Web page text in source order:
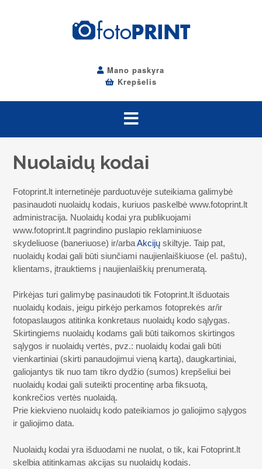
Mano paskyra
Krepšelis
Nuolaidų kodai
Fotoprint.lt internetinėje parduotuvėje suteikiama galimybė
pasinaudoti nuolaidų kodais, kuriuos paskelbė www.fotoprint.lt
administracija. Nuolaidų kodai yra publikuojami
www.fotoprint.lt pagrindino puslapio reklaminiuose
skydeliuose (baneriuose) ir/arbaAkcijų skiltyje. Taip pat,
nuolaidų kodai gali būti siunčiami naujienlaiškiuose (el. paštu),
klientams, įtrauktiems į naujienlaiškių prenumeratą.
Pirkėjas turi galimybę pasinaudoti tik Fotoprint.lt išduotais
nuolaidų kodais, jeigu pirkėjo perkamos fotoprekės ar/ir
fotopaslaugos atitinka konkretaus nuolaidų kodo sąlygas.
Skirtingiems nuolaidų kodams gali būti taikomos skirtingos
sąlygos ir nuolaidų vertės, pvz.: nuolaidų kodai gali būti
vienkartiniai (skirti panaudojimui vieną kartą), daugkartiniai,
galiojantys tik nuo tam tikro dydžio (sumos) krepšeliui bei
nuolaidų kodai gali suteikti procentinę arba fiksuotą,
konkrečios vertės nuolaidą.
Prie kiekvieno nuolaidų kodo pateikiamos jo galiojimo sąlygos
ir galiojimo data.
Nuolaidų kodai yra išduodami ne nuolat, o tik, kai Fotoprint.lt
skelbia atitinkamas akcijas su nuolaidų kodais.